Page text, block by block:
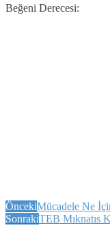
Beğeni Derecesi:
ÖncekiMücadele Ne
SonrakiTEB Mıknatıs